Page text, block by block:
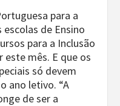
para a
de Ensino
para a Inclusão
mês. E que os
só devem
ano letivo. “A
de ser a